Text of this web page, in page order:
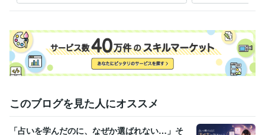
開始２週間でプラチナランク達成　2023/12/13デビュー 開始２カ月
件、売上70万』達成 開始４ヶ月で『販売数200件』達成 　売上額は
今後は非公開
単月売上100件＆評価オール5獲得
開始５ヶ月で『販
売数300件』達成 開始6ヶ月で『販売数350件』達成 開始7ヶ月で
『販売数390件』達成
開始8ヶ月で『販売数430件』達成
開始9ヶ月
で『販売数470件』達成 開始10ヶ月で『販売数500件』達成 開始11
年間のココナラ活動休止
ココナラ活動再開
け！
このブログを見た人にオススメ
「占いを学んだのに、なぜか選ばれない…」そ